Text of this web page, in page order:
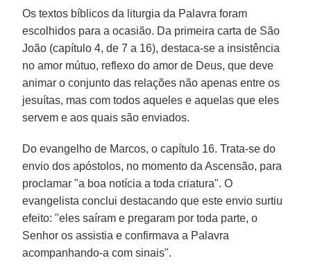
Os textos bíblicos da liturgia da Palavra foram
escolhidos para a ocasião. Da primeira carta de São
João (capítulo 4, de 7 a 16), destaca-se a insistência
no amor mútuo, reflexo do amor de Deus, que deve
animar o conjunto das relações não apenas entre os
jesuítas, mas com todos aqueles e aquelas que eles
servem e aos quais são enviados.
Do evangelho de Marcos, o capítulo 16. Trata-se do
envio dos apóstolos, no momento da Ascensão, para
proclamar "a boa notícia a toda criatura". O
evangelista conclui destacando que este envio surtiu
efeito: "eles saíram e pregaram por toda parte, o
Senhor os assistia e confirmava a Palavra
acompanhando-a com sinais".